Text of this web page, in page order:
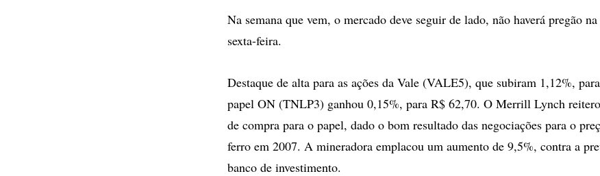
Na semana que vem, o mercado deve seguir de lado, não haverá pregão
sexta-feira.
Destaque de alta para as ações da Vale (VALE5), que subiram 1,12%,
papel ON (TNLP3) ganhou 0,15%, para R$ 62,70. O Merrill Lynch
de compra para o papel, dado o bom resultado das negociações para o
ferro em 2007. A mineradora emplacou um aumento de 9,5%, contra a
banco de investimento.